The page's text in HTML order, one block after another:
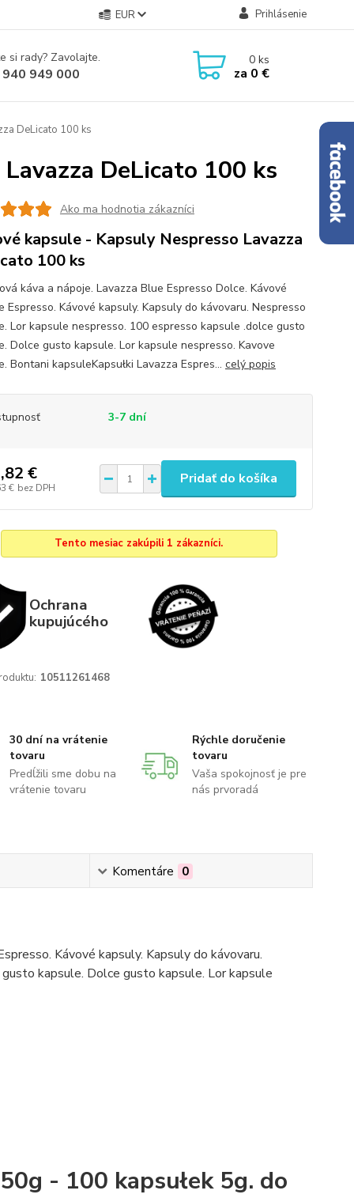
EUR Prihlásenie
si rady? Zavolajte.
949 000
0ks
za 0 €
DeLicato 100 ks
DeLicato 100 ks
Ako ma hodnotia zákazníci
kapsule - Kapsuly Nespresso Lavazza
100 ks
káva a nápoje. Lavazza Blue Espresso Dolce. Kávové
Espresso. Kávové kapsuly. Kapsuly do kávovaru. Nespresso
Lor kapsule nespresso. 100 espresso kapsule .dolce gusto
Dolce gusto kapsule. Lor kapsule nespresso. Kavove
Bontani kapsuleKapsułki Lavazza Espres... celý popis
3-7 dní
€
€ bez DPH
Pridať do košíka
Tento mesiac zakúpili 1 zákazníci.
Ochrana
kupujúcého
10511261468
30 dní na vrátenie
tovaru
Predĺžili sme dobu na
vrátenie tovaru
Rýchle doručenie
tovaru
Vaša spokojnosť je pre
nás prvoradá
Komentáre 0
Kávové kapsuly. Kapsuly do kávovaru.
kapsule. Dolce gusto kapsule. Lor kapsule
- 100 kapsułek 5g. do